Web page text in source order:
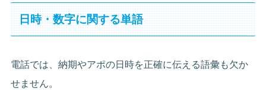
日時・数字に関する単語
電話では、納期やアポの日時を正確に伝える語彙も欠か
せません。